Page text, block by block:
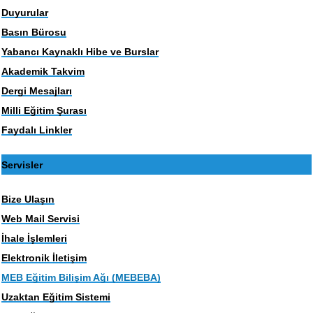
Duyurular
Basın Bürosu
Yabancı Kaynaklı Hibe ve Burslar
Akademik Takvim
Dergi Mesajları
Milli Eğitim Şurası
Faydalı Linkler
Servisler
Bize Ulaşın
Web Mail Servisi
İhale İşlemleri
Elektronik İletişim
MEB Eğitim Bilişim Ağı (MEBEBA)
Uzaktan Eğitim Sistemi